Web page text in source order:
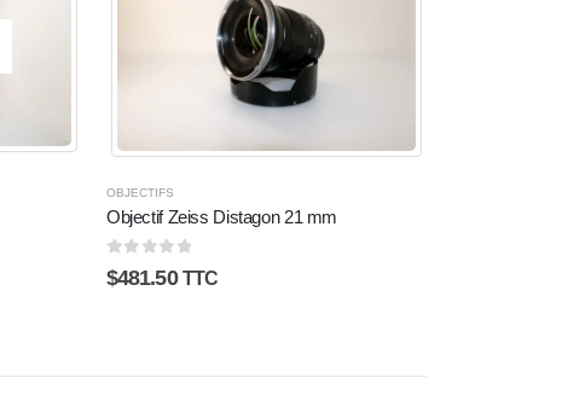
OBJECTIFS
Objectif Zeiss Distagon 21 mm
0 sur 5
$481.50 TTC